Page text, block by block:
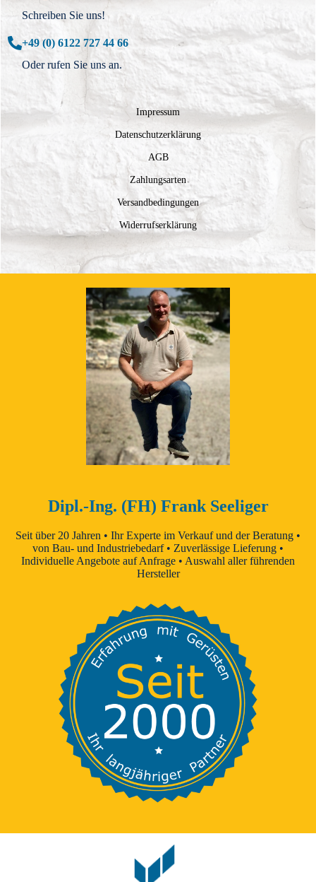
Schreiben Sie uns!
+49 (0) 6122 727 44 66
Oder rufen Sie uns an.
Impressum
Datenschutzerklärung
AGB
Zahlungsarten
Versandbedingungen
Widerrufserklärung
Dipl.-Ing. (FH) Frank Seeliger
Seit über 20 Jahren • Ihr Experte im Verkauf und der Beratung •
von Bau- und Industriebedarf • Zuverlässige Lieferung •
Individuelle Angebote auf Anfrage • Auswahl aller führenden
Hersteller